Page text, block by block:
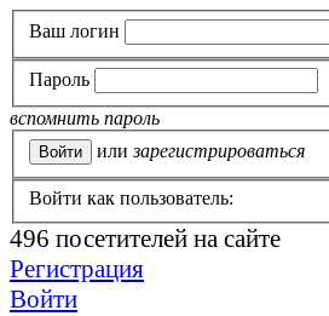
Ваш логин
Пароль
вспомнить пароль
или зарегистрироваться
Войти как пользователь:
496 посетителей на сайте
Регистрация
Войти